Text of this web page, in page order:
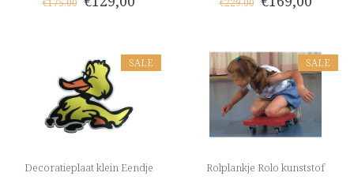
SALE
Decoratieplaat klein Eendje
SALE
Rolplankje Rolo kunststof